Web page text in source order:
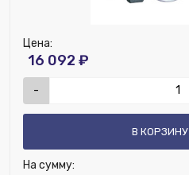
Цена:
16 092 ₽
-
В КОРЗИНУ
На сумму: